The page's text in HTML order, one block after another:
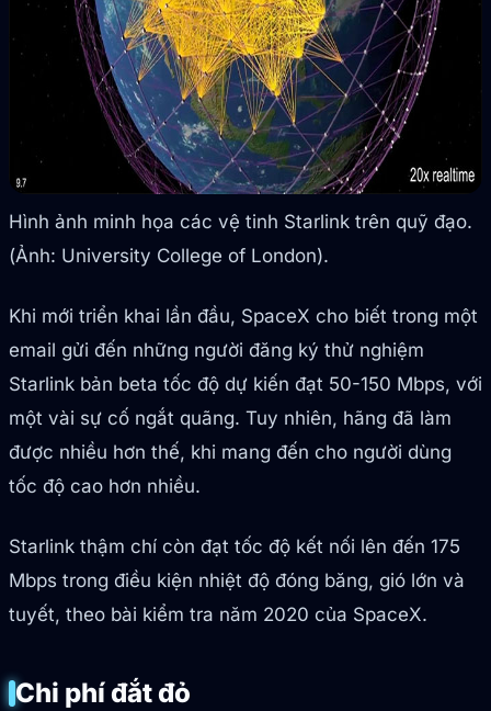
Hình ảnh minh họa các vệ tinh Starlink trên quỹ đạo.
(Ảnh: University College of London).
Khi mới triển khai lần đầu, SpaceX cho biết trong một
email gửi đến những người đăng ký thử nghiệm
Starlink bản beta tốc độ dự kiến đạt 50-150 Mbps, với
một vài sự cố ngắt quãng. Tuy nhiên, hãng đã làm
được nhiều hơn thế, khi mang đến cho người dùng
tốc độ cao hơn nhiều.
Starlink thậm chí còn đạt tốc độ kết nối lên đến 175
Mbps trong điều kiện nhiệt độ đóng băng, gió lớn và
tuyết, theo bài kiểm tra năm 2020 của SpaceX.
Chi phí đắt đỏ